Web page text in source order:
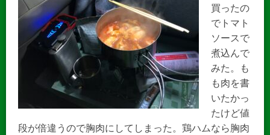
買ったの
でトマト
ソースで
煮込んで
みた。も
も肉を書
いたかっ
たけど値
段が倍違うので胸肉にしてしまった。鶏ハムなら胸肉